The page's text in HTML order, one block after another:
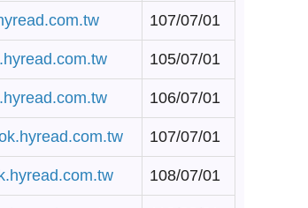
107/07/01
105/07/01
106/07/01
107/07/01
108/07/01